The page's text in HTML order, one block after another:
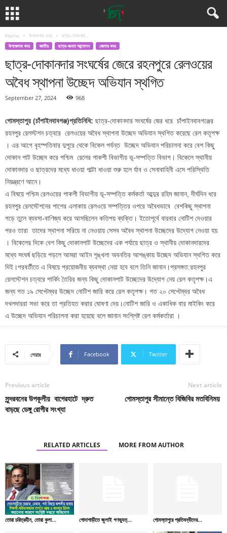
Home উপজেলার খবর ছাত্র-দোকানদা...
উপজেলার খবর জাতীয় ছাত্র-জনতা আন্দোলন জেলার খবর
ছাত্র-দোকানদার সংঘর্ষের জেরে রহনপুরে রেলওয়ের
অবৈধ স্থাপনা উচ্ছেদ অভিযান স্থগিত
September 27, 2024 968
গোমস্তাপুর (চাঁপাইনবাবগঞ্জ)প্রতিনিধি: ছাত্র-দোকানদার সংঘর্ষের জের ধরে চাঁপাইনবাবগঞ্জের
রহনপুর রেলস্টশন চত্বরে রেলওয়ের অবৈধ স্থাপনা উচ্ছেদ অভিযান স্থগিত করেছে রেল কতৃপক্ষ
। এর আগে বৃহস্পতিবার দুপুরে থেকে বিকেল পর্যন্ত উচ্ছেদ অভিযান পরিচালনা করে বেশ কিছু
দোকান পাট উচ্ছেদ করে পশ্চিম রেলের পাকশী বিভাগীয় ভূ-সম্পত্তি বিভাগ। বিকেলে স্থানীয়
দোকানদার ও ছাত্রদের মধ্যে ধাওয়া পাল্টা ধাওয়া শুরু হলে র্যাব ও সেনাবাহিনী এসে পরিস্থিতি
নিয়ন্ত্রণে আনে।
এ বিষয়ে পশ্চিম রেলওয়ের পাকশী বিভাগীয় ভূ-সম্পত্তি কর্মকর্তা আব্দুর রহিম জানান, দীর্ঘদিন ধরে
রহনপুর রেলস্টেশনের পাশের এলাকায় রেলওয়ে সম্পত্তির ওপরে অবৈধভাবে বেশকিছু স্থাপনা
গড়ে তুলে ব্যবসা-বাণিজ্য করে আসছিলেন কতিপয় ব্যক্তি। ইতোপূর্বে বারবার নোটিশ দেওয়ার
পরও তারা তাদের স্থাপনা সরিয়ে না নেওয়ায় সেসব অবৈধ স্থাপনা উচ্ছেদের উদ্যোগ নেওয়া হয়
। বিকেলের দিকে বেশ কিছু দোকানপাট উচ্ছেদের এক পর্যায়ে ছাত্র ও স্থানীয় দোকানদারদের
মধ্যে সংঘর্ষ ছড়িয়ে পড়লে আমরা আইন শৃঙ্খলা অবনতির আশঙ্কায় উচ্ছেদ অভিযান স্থগিত করে
দিই।পরবর্তীতে এ বিষয়ে প্রয়োজনীয় ব্যবস্থা নেয়া হবে বলে তিনি জানান।প্রসঙ্গত:রহনপুর
রেলস্টেশন চত্বরে পার্কিং তৈরির জন্য কিছু দোকানপাট উচ্ছেদের উদ্যোগ নেয় রেল কতৃপক্ষ।এ
জন্য গত ১৯ সেপ্টেম্বর উচ্ছেদ নোটিশ জারি করে রেল কতৃপক্ষ। গত ২০ সেপ্টেম্বর অবৈধ
দখলদাররা সভা করে তা প্রতিহত করার ঘোষণা দেয়।নোটিশ জারি ও একাধিক বার মাইকিং করে
এ উচ্ছেদ অভিযান পরিচালনা করা হয়েছে বলে জানান সংশ্লিষ্ট রেল কর্মকর্তারা ।
শেয়ার Facebook Twitter
Previous article
সুন্দরবনের উপকূলীয় বাগেরহাটে দ্রুত
বাড়ছে ডেঙ্গু রোগীর সংখ্যা
Next article
গোমস্তাপুর সীমান্তে বিজিবির মতবিনিময়
RELATED ARTICLES MORE FROM AUTHOR
তোরা চরিত্রহীন, তোরা কুলা... গোদাগাড়ীতে জুলাই গণভ্যুত্... গোমস্তাপুরে প্রতিবন্ধীদের...